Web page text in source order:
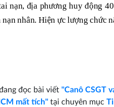
nạn, địa phương huy động
nạn nhân. Hiện ực lượng chức
đọc bài viết "Canô CSGT
mất tích" tại chuyên mục